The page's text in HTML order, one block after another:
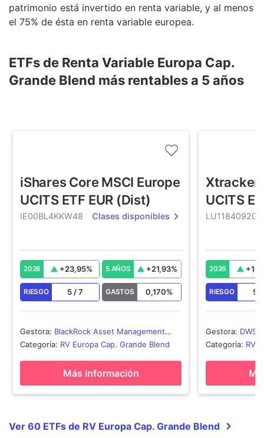
patrimonio está invertido en renta variable, y al menos
el 75% de ésta en renta variable europea.
ETFs de Renta Variable Europa Cap.
Grande Blend más rentables a 5 años
iShares Core MSCI Europe
UCITS ETF EUR (Dist)
IE00BL4KKW48 Clases disponibles
2026 +23,95% 5 AÑOS +21,93%
RIESGO 5 /7 GASTOS 0,170%
Gestora: BlackRock Asset Management
Ireland - ETF
Categoría: RV Europa Cap. Grande Blend
Más información
UCITS
2026 +
RIESGO 5
Gestora: DWS
Categoría: RV
Ver 60 ETFs de RV Europa Cap. Grande Blend